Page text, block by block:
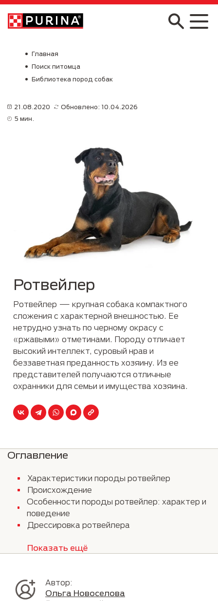
Skip to main content
Главная
Поиск питомца
Библиотека пород собак
21.08.2020
Обновлено: 10.04.2026
5 мин.
Ротвейлер
Ротвейлер — крупная собака компактного
сложения с характерной внешностью. Ее
нетрудно узнать по черному окрасу с
«ржавыми» отметинами. Породу отличает
высокий интеллект, суровый нрав и
беззаветная преданность хозяину. Из ее
представителей получаются отличные
охранники для семьи и имущества хозяина.
Оглавление
Характеристики породы ротвейлер
Происхождение
Особенности породы ротвейлер: характер и
поведение
Дрессировка ротвейлера
Показать ещё
Автор:
Ольга Новоселова